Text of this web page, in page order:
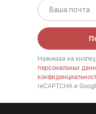
Нажимая на
персональных
reCAPTCHA и